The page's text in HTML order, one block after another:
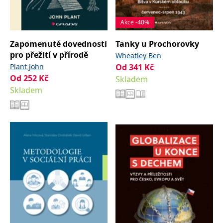
Zapomenuté dovednosti
pro přežití v přírodě
Plant John
Od 252 Kč
Skladem
Akce -40%
Tanky u Prochorovky
Wheatley Ben
Od 341 Kč
Skladem